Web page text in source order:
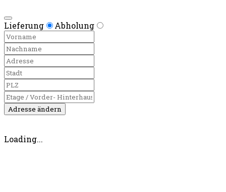
Lieferung Abholung
Adresse ändern
Loading...